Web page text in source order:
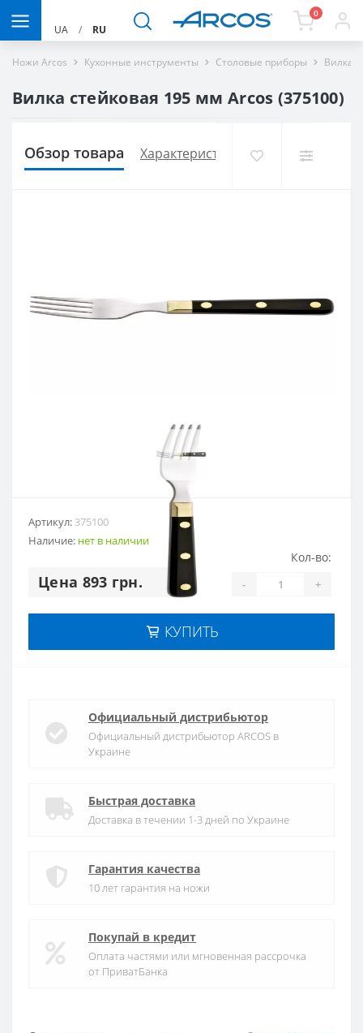
UA / RU
0
Ножи Arcos Кухонные инструменты Столовые приборы Вилка
Вилка стейковая 195 мм Arcos (375100)
Обзор товара Характеристики Доставка и
Артикул: 375100
Наличие: нет в наличии
Цена 893 грн.
Кол-во:
- +
КУПИТЬ
Официальный дистрибьютор
Официальный дистрибьютор ARCOS в
Украине
Быстрая доставка
Доставка в течении 1-3 дней по Украине
Гарантия качества
10 лет гарантия на ножи
Покупай в кредит
Оплата частями или мгновенная рассрочка
от ПриватБанка